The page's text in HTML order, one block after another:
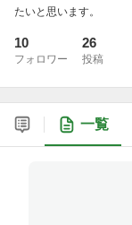
たいと思います。
10
フォロワー
26
投稿
一覧